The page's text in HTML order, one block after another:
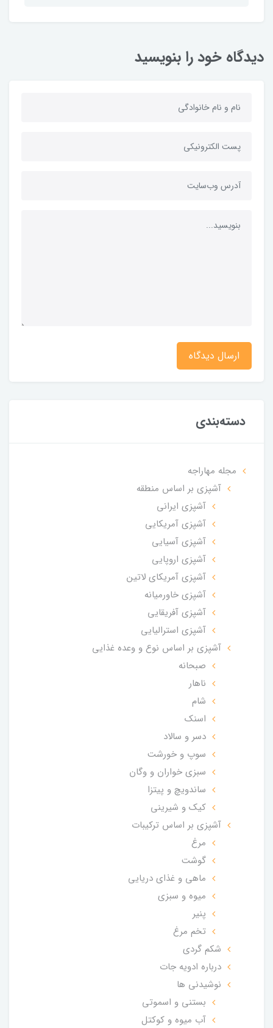
دیدگاه خود را بنویسید
ارسال دیدگاه
دسته‌بندی
مجله مهاراجه
آشپزی بر اساس منطقه
آشپزی ایرانی
آشپزی آمریکایی
آشپزی آسیایی
آشپزی اروپایی
آشپزی آمریکای لاتین
آشپزی خاورمیانه
آشپزی آفریقایی
آشپزی استرالیایی
آشپزی بر اساس نوع و وعده غذایی
صبحانه
ناهار
شام
اسنک
دسر و سالاد
سوپ و خورشت
سبزی خواران و وگان
ساندویچ و پیتزا
کیک و شیرینی
آشپزی بر اساس ترکیبات
مرغ
گوشت
ماهی و غذای دریایی
میوه و سبزی
پنیر
تخم مرغ
شکم گردی
درباره ادویه جات
نوشیدنی ها
بستنی و اسموتی
آب میوه و کوکتل